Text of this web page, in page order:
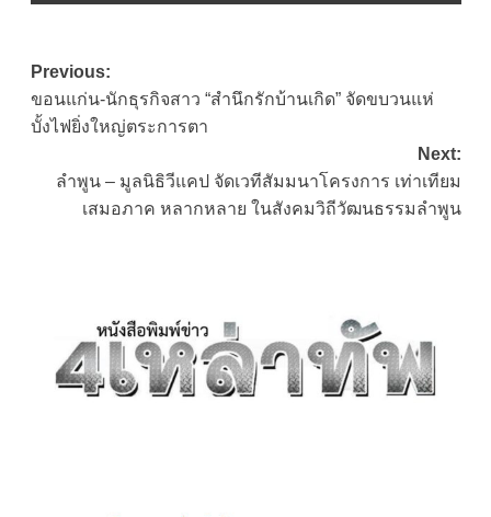
Post
navigation
Previous:
ขอนแก่น-นักธุรกิจสาว “สำนึกรักบ้านเกิด” จัดขบวนแห่
บั้งไฟยิ่งใหญ่ตระการตา
Next:
ลำพูน – มูลนิธิวีแคป จัดเวทีสัมมนาโครงการ เท่าเทียม
เสมอภาค หลากหลาย ในสังคมวิถีวัฒนธรรมลำพูน